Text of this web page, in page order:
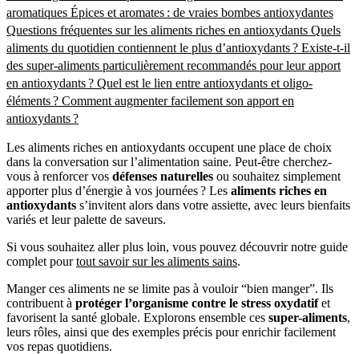
aromatiques Épices et aromates : de vraies bombes antioxydantes
Questions fréquentes sur les aliments riches en antioxydants Quels
aliments du quotidien contiennent le plus d’antioxydants ? Existe-t-il
des super-aliments particulièrement recommandés pour leur apport
en antioxydants ? Quel est le lien entre antioxydants et oligo-
éléments ? Comment augmenter facilement son apport en
antioxydants ?
Les aliments riches en antioxydants occupent une place de choix
dans la conversation sur l’alimentation saine. Peut-être cherchez-
vous à renforcer vos défenses naturelles ou souhaitez simplement
apporter plus d’énergie à vos journées ? Les aliments riches en
antioxydants s’invitent alors dans votre assiette, avec leurs bienfaits
variés et leur palette de saveurs.
Si vous souhaitez aller plus loin, vous pouvez découvrir notre guide
complet pourtout savoir sur les aliments sains.
Manger ces aliments ne se limite pas à vouloir “bien manger”. Ils
contribuent à protéger l’organisme contre le stress oxydatifet
favorisent la santé globale. Explorons ensemble ces super-aliments,
leurs rôles, ainsi que des exemples précis pour enrichir facilement
vos repas quotidiens.